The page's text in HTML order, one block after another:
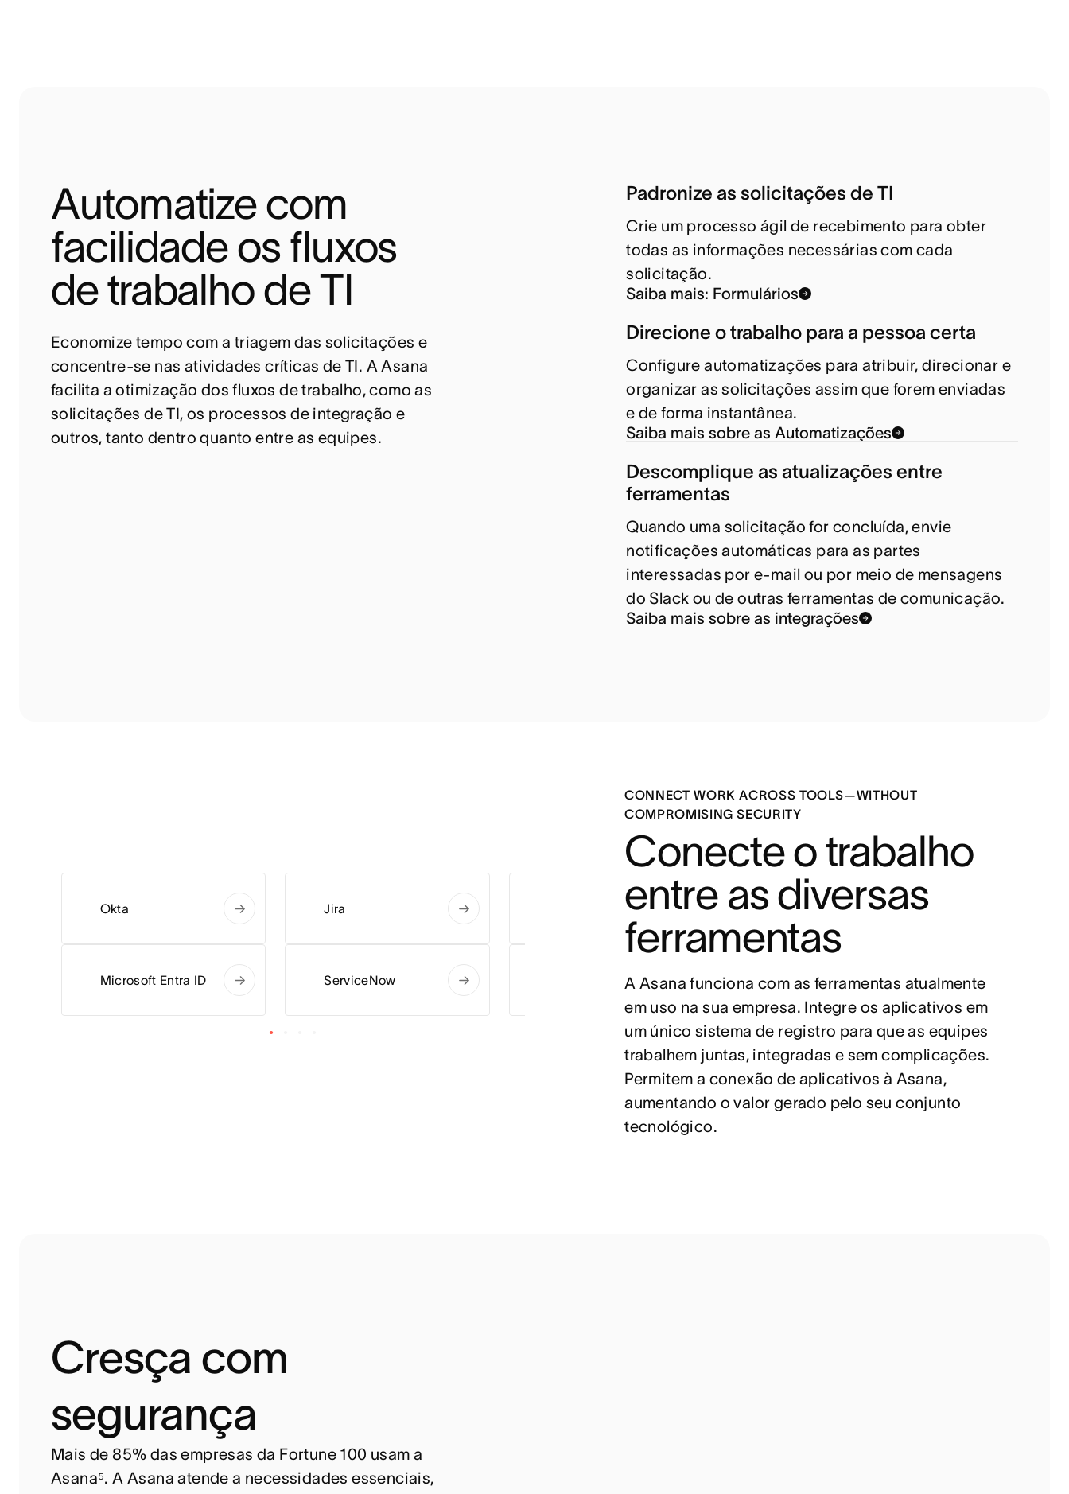
Automatize com
facilidade os fluxos
de trabalho de TI
Economize tempo com a triagem das solicitações e
concentre-se nas atividades críticas de TI. A Asana
facilita a otimização dos fluxos de trabalho, como as
solicitações de TI, os processos de integração e
outros, tanto dentro quanto entre as equipes.
Padronize as solicitações de TI
Crie um processo ágil de recebimento para obter
todas as informações necessárias com cada
solicitação.
Saiba mais: Formulários
Direcione o trabalho para a pessoa certa
Configure automatizações para atribuir, direcionar e
organizar as solicitações assim que forem enviadas
e de forma instantânea.
Saiba mais sobre as Automatizações
Descomplique as atualizações entre
ferramentas
Quando uma solicitação for concluída, envie
notificações automáticas para as partes
interessadas por e-mail ou por meio de mensagens
do Slack ou de outras ferramentas de comunicação.
Saiba mais sobre as integrações
CONNECT WORK ACROSS TOOLS—WITHOUT
COMPROMISING SECURITY
Conecte o trabalho
entre as diversas
ferramentas
A Asana funciona com as ferramentas atualmente
em uso na sua empresa. Integre os aplicativos em
um único sistema de registro para que as equipes
trabalhem juntas, integradas e sem complicações.
Permitem a conexão de aplicativos à Asana,
aumentando o valor gerado pelo seu conjunto
tecnológico.
Okta
Microsoft Entra ID
Jira
ServiceNow Google Workspace
Splunk
Mulesoft
Cresça com
segurança
Mais de 85% das empresas da Fortune 100 usam a
Asana⁵. A Asana atende a necessidades essenciais,